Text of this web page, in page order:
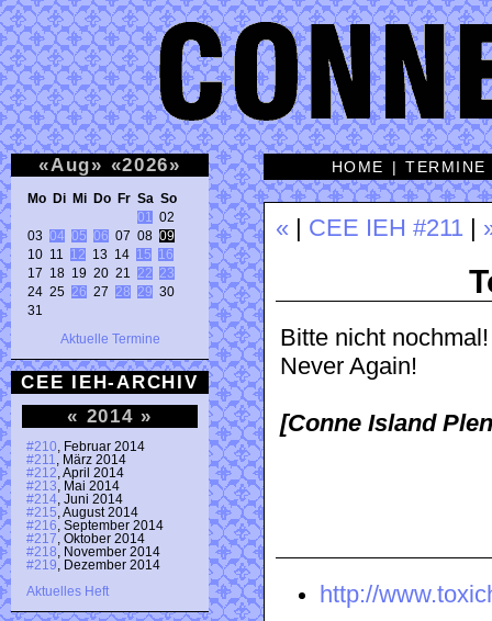
«Aug» «2026»
Mo Di Mi Do Fr Sa So
01
02
03 04 05 06 07 08 09
10 11 12 13 14 15
16
17 18 19 20 21 22
23
24 25 26 27 28 29 30
31
Aktuelle Termine
CEE IEH-ARCHIV
« 2014 »
#210 , Februar 2014
#211
, März 2014
#212 , April 2014
#213 , Mai 2014
#214 , Juni 2014
#215 , August 2014
#216 , September 2014
#217 , Oktober 2014
#218 , November 2014
#219 , Dezember 2014
Aktuelles Heft
HOME |TERMINE
« CEE IEH #211
Bitte nicht nochmal!
Never Again!
[Conne Island
http://